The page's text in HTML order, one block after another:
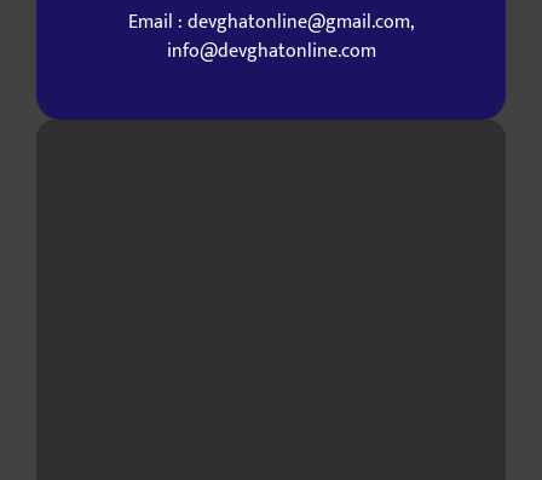
Email : devghatonline@gmail.com,
info@devghatonline.com